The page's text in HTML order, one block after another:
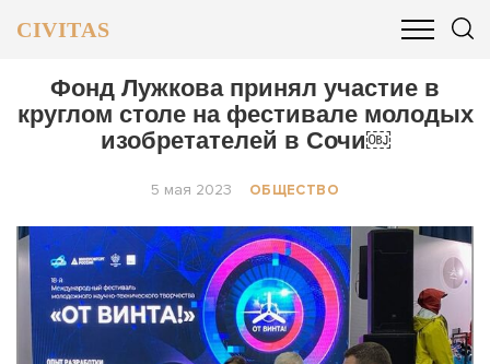
CIVITAS
ОБЩЕСТВО БИЗНЕС И ФИНАНСЫ
Фонд Лужкова принял участие в
круглом столе на фестивале молодых
изобретателей в Сочи￼
5 мая 2023 ОБЩЕСТВО